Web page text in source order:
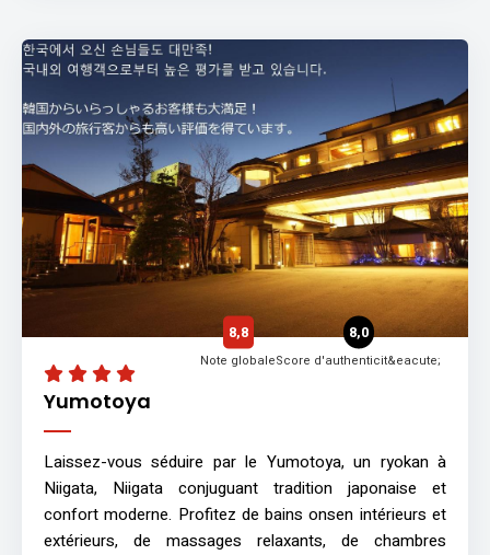
Yumotoya
8,8
Note globale
8,0
Score d'authenticit&eacute;
Laissez-vous séduire par le Yumotoya, un ryokan à
Niigata, Niigata conjuguant tradition japonaise et
confort moderne. Profitez de bains onsen intérieurs et
extérieurs, de massages relaxants, de chambres